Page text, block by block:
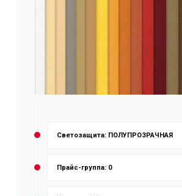
Светозащита: ПОЛУПРОЗРАЧНАЯ
Прайс-группа: 0